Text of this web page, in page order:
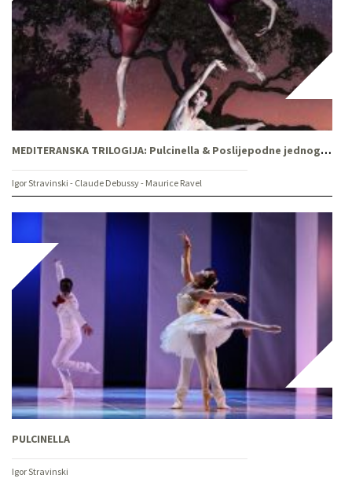
MEDITERANSKA TRILOGIJA: Pulcinella & Poslijepodne jednog fauna & Španjolska rapsodija
Igor Stravinski - Claude Debussy - Maurice Ravel
PULCINELLA
Igor Stravinski